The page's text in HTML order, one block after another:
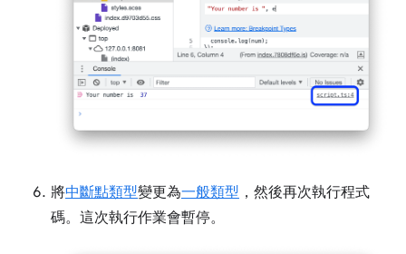
將中斷點類型變更為一般類型 ，然後再次執行程式
碼。這次執行作業會暫停。